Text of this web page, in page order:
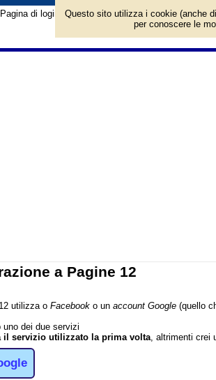
Pagina di login/registrazione al sito Pagine 12. Per
a Pagine 12
utilizza o Facebook o un account Google (quello
uno dei due servizi
il servizio utilizzato la prima volta, altrimenti crei
Questo sito utilizza i cookie (anche
per conoscere le